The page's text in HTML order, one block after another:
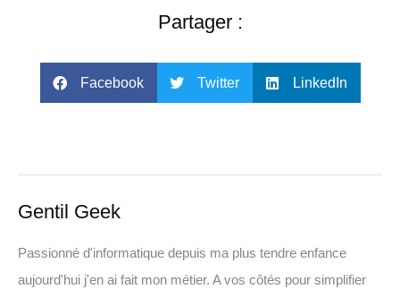
Partager :
Facebook Twitter LinkedIn
Gentil Geek
Passionné d'informatique depuis ma plus tendre enfance
aujourd'hui j'en ai fait mon métier. A vos côtés pour simplifier